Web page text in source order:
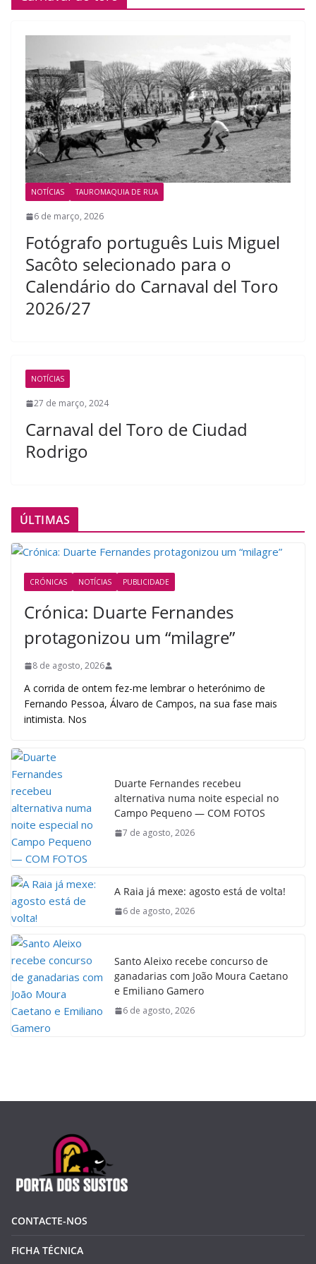
NOTÍCIAS TAUROMAQUIA DE RUA
6 de março, 2026
Fotógrafo português Luis Miguel
Sacôto selecionado para o
Calendário do Carnaval del Toro
2026/27
NOTÍCIAS
27 de março, 2024
Carnaval del Toro de Ciudad
Rodrigo
ÚLTIMAS
CRÓNICAS NOTÍCIAS PUBLICIDADE
Crónica: Duarte Fernandes
protagonizou um “milagre”
8 de agosto, 2026
A corrida de ontem fez-me lembrar o heterónimo de
Fernando Pessoa, Álvaro de Campos, na sua fase mais
intimista. Nos
Duarte Fernandes recebeu
alternativa numa noite especial no
Campo Pequeno — COM FOTOS
7 de agosto, 2026
A Raia já mexe: agosto está de volta!
6 de agosto, 2026
Santo Aleixo recebe concurso de
ganadarias com João Moura Caetano
e Emiliano Gamero
6 de agosto, 2026
CONTACTE-NOS
FICHA TÉCNICA